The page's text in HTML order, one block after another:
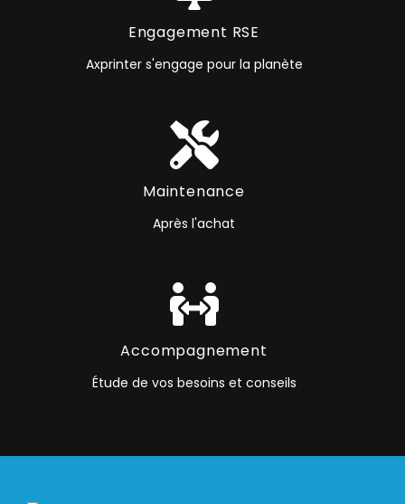
Engagement RSE
Axprinter s'engage pour la planète
Maintenance
Après l'achat
Accompagnement
Étude de vos besoins et conseils